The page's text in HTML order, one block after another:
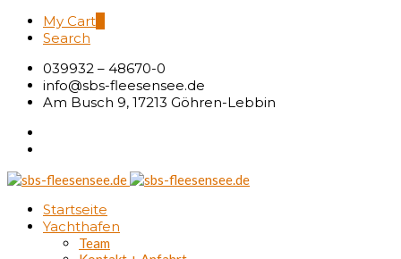
My Cart
Search
039932 – 48670-0
info@sbs-fleesensee.de
Am Busch 9, 17213 Göhren-Lebbin
Startseite
Yachthafen
Team